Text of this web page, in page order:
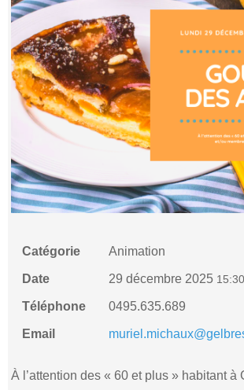
Catégorie Animation
Date 29 décembre 2025 15:30
Téléphone 0495.635.689
Email
À l’attention des « 60 et plus » habitant à